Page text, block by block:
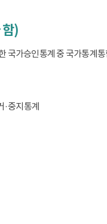
)
국가승인통계 중 국가통
·중지통계